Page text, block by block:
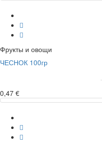
Фрукты и овощи
ЧЕСНОК 100гр
0,47 €